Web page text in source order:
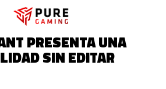
PRESENTA UNA
SIN EDITAR